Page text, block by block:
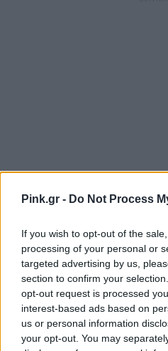
Pink.gr - Do Not Process
If you wish to opt-out of the
processing of your personal or
targeted advertising by us,
section to confirm your
opt-out request is processed
interest-based ads based on
us or personal information
your opt-out. You may
Ακολουθήστε το